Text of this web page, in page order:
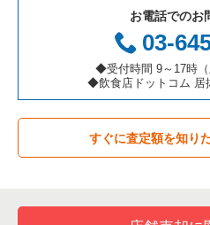
お電話でのお
03-
◆受付時間 9～17時（
◆飲食店ドットコム 居
すぐに査定額を知り